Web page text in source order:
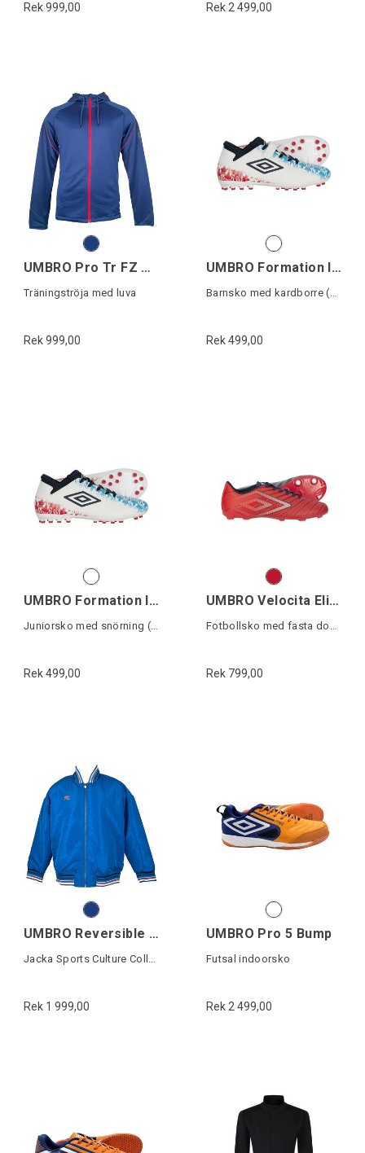
Rek 999,00 Rek 2 499,00
UMBRO Pro Tr FZ Hoodie
Träningströja med luva
Rek 999,00
UMBRO Formation II AG VE Jr
Barnsko med kardborre (konstgräs)
Rek 499,00
UMBRO Formation II AG Jr
Juniorsko med snörning (konstgräs)
Rek 499,00
UMBRO Velocita Elixir League FG
Fotbollsko med fasta dobbar
Rek 799,00
UMBRO Reversible Ramsey Jacket
Jacka Sports Culture Collection
Rek 1 999,00
UMBRO Pro 5 Bump
Futsal indoorsko
Rek 2 499,00